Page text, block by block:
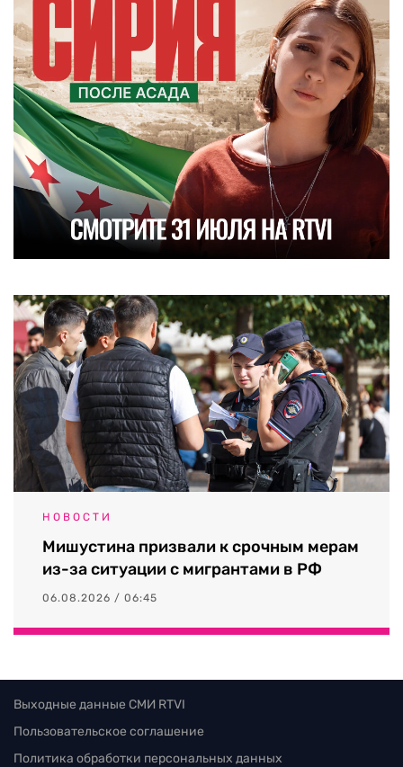
НОВОСТИ
Мишустина призвали к срочным мерам
из-за ситуации с мигрантами в РФ
06.08.2026 / 06:45
Выходные данные СМИ RTVI
Пользовательское соглашение
Политика обработки персональных данных